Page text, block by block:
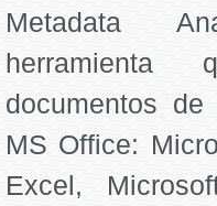
Metadata
documentos
MS Office:
Excel,